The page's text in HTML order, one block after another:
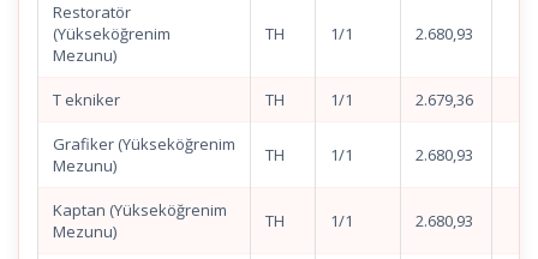
Restoratör
(Yükseköğrenim
Mezunu)
TH 1/1 2.680,93
T ekniker TH 1/1 2.679,36
Grafiker (Yükseköğrenim
Mezunu)
TH 1/1 2.680,93
Kaptan (Yükseköğrenim
Mezunu)
TH 1/1 2.680,93